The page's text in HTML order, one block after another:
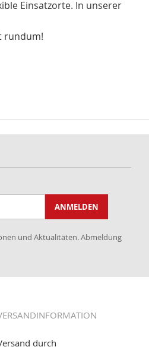
Einsatzorte. In unserer
rundum!
ANMELDEN
und Aktualitäten. Abmeldung
durch